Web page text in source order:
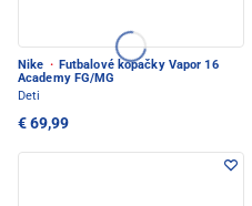
Nike · Futbalové kopačky Vapor 16
Academy FG/MG
Deti
€ 69,99